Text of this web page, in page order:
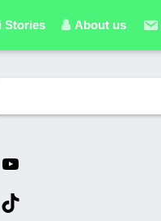
Stories About us